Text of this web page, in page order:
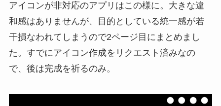
アイコンが非対応のアプリはこの様に。大きな違
和感はありませんが、目的としている統一感が若
干損なわれてしまうので2ページ目にまとめまし
た。すでにアイコン作成をリクエスト済みなの
で、後は完成を祈るのみ。